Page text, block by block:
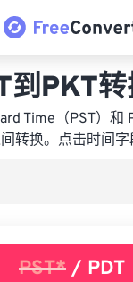
到PKT
Time（PST）和
转换。点击时间字
PST*/ PDT